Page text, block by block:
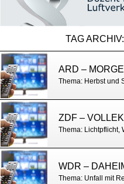
TAG ARCHIV: